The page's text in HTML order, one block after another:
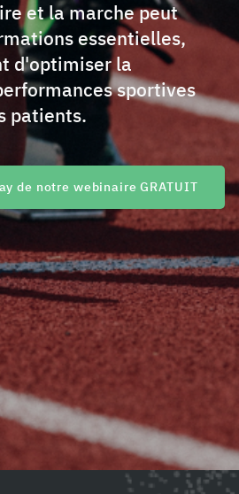
et la marche peut
essentielles,
d'optimiser la
sportives
patients.
de notre webinaire GRATUIT